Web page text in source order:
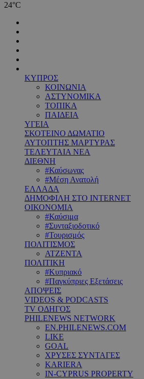
24°C
ΚΥΠΡΟΣ
ΚΟΙΝΩΝΙΑ
ΑΣΤΥΝΟΜΙΚΑ
ΤΟΠΙΚΑ
ΠΑΙΔΕΙΑ
ΥΓΕΙΑ
ΣΚΟΤΕΙΝΟ ΔΩΜΑΤΙΟ
ΑΥΤΟΠΤΗΣ ΜΑΡΤΥΡΑΣ
ΤΕΛΕΥΤΑΙΑ ΝΕΑ
ΔΙΕΘΝΗ
#Καύσωνας
#Μέση Ανατολή
ΕΛΛΑΔΑ
ΔΗΜΟΦΙΛΗ ΣΤΟ INTERNET
ΟΙΚΟΝΟΜΙΑ
#Καύσιμα
#Συνταξιοδοτικό
#Τουρισμός
ΠΟΛΙΤΙΣΜΟΣ
ΑΤΖΕΝΤΑ
ΠΟΛΙΤΙΚΗ
#Κυπριακό
#Παγκύπριες Εξετάσεις
ΑΠΟΨΕΙΣ
VIDEOS & PODCASTS
TV ΟΔΗΓΟΣ
PHILENEWS NETWORK
EN.PHILENEWS.COM
LIKE
GOAL
ΧΡΥΣΕΣ ΣΥΝΤΑΓΕΣ
KARIERA
IN-CYPRUS PROPERTY